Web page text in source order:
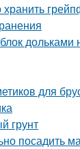
дольками
для
грунт
посадить